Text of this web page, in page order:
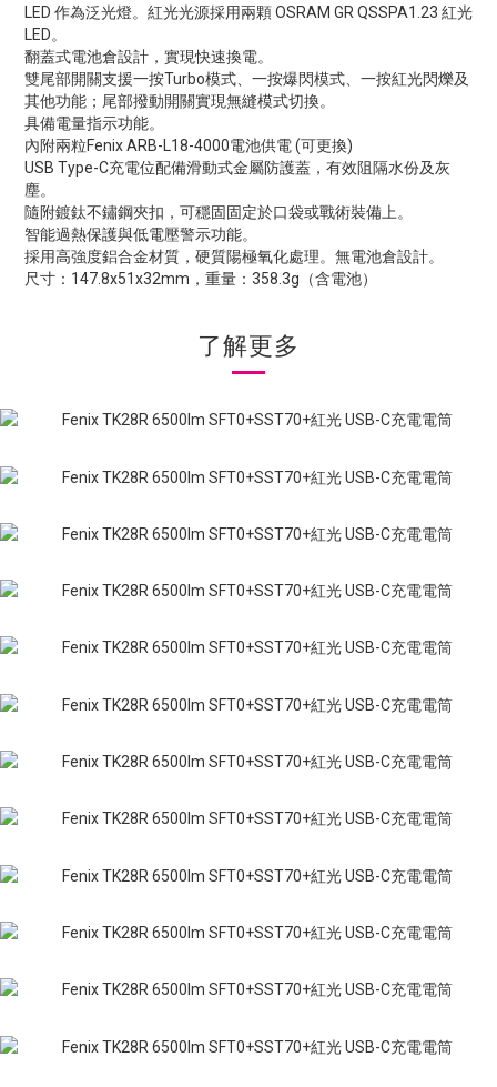
LED 作為泛光燈。紅光光源採用兩顆 OSRAM GR QSSPA1.23 紅光
LED。
翻蓋式電池倉設計，實現快速換電。
雙尾部開關支援一按Turbo模式、一按爆閃模式、一按紅光閃爍及
其他功能；尾部撥動開關實現無縫模式切換。
具備電量指示功能。
內附兩粒Fenix ARB-L18-4000電池供電 (可更換)
USB Type-C充電位配備滑動式金屬防護蓋，有效阻隔水份及灰
塵。
隨附鍍鈦不鏽鋼夾扣，可穩固固定於口袋或戰術裝備上。
智能過熱保護與低電壓警示功能。
採用高強度鋁合金材質，硬質陽極氧化處理。無電池倉設計。
尺寸：147.8x51x32mm，重量：358.3g（含電池）
了解更多